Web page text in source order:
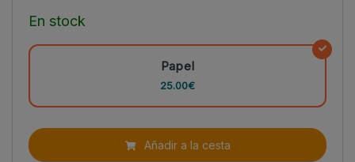
En stock
Papel
25.00€
Añadir a la cesta